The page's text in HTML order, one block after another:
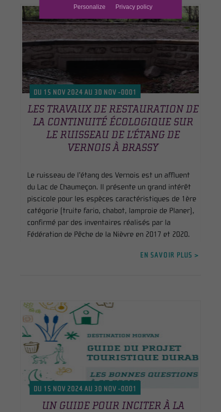
DU 15 NOV 2024 AU 30 NOV -0001
LES TRAVAUX DE RESTAURATION DE
LA CONTINUITÉ ÉCOLOGIQUE SUR
LE RUISSEAU DE L’ÉTANG DE
VERNOIS À BRASSY
Le ruisseau de l’étang des Vernois est un affluent
du Lac de Chaumeçon. Il présente un grand intérêt
piscicole pour les espèces caractéristiques de 1ère
catégorie (truite fario, chabot, lamproie de Planer),
confirmé par des inventaires réalisés par la
Fédération de Pêche de la Nièvre en 2017 et 2020.
EN SAVOIR PLUS >
DU 15 NOV 2024 AU 30 NOV -0001
UN GUIDE POUR INCITER À LA
Personalize Privacy policy